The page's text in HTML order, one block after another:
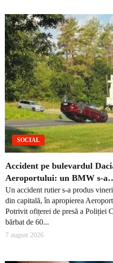
SOCIAL
Accident pe bulevardul
Aeroportului: un BMW s-
Un accident rutier s-a produs
din capitală, în apropierea
Potrivit ofițerei de presă a Poliției
bărbat de 60...
7 august 2026